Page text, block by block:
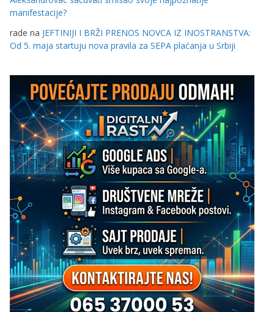
manifestacije?
rade na JEFTINIJI I BRŽI PRENOS NOVCA IZ INOSTRANSTVA:
Od 5. maja startuju nova pravila za SEPA plaćanja u Srbiji